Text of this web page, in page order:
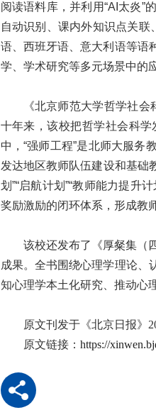
阅读语料库，并利用“AI太炎”
自动识别、课内外知识点关联
语、西班牙语、意大利语等语
学、学术研究等多元场景中的
《北京师范大学哲学社
十年来，该校把哲学社会科
中，“强师工程”是北师大服务
发达地区教师队伍建设和基础
划”“启航计划”“教师能力提升
奖励激励的闭环体系，形成教
该校还发布了《厚粲集（
成果。全书围绕心理学理论、
知心理学本土化研究、推动心
原文刊发于《北京日报》
原文链接： https://